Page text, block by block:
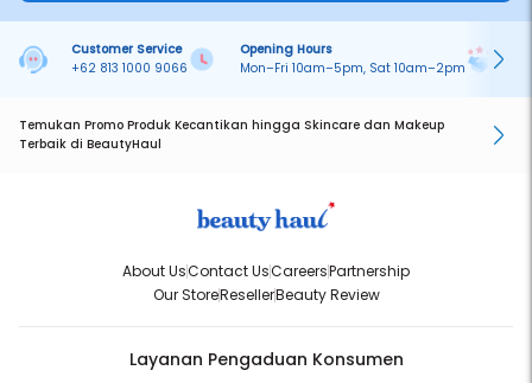
Customer Service
+62 813 1000 9066
Opening Hours
Mon–Fri 10am–5pm, Sat 10am–2pm
Temukan Promo Produk Kecantikan hingga Skincare dan Makeup
Terbaik di BeautyHaul
About UsContact UsCareersPartnership
Our StoreResellerBeauty Review
Layanan Pengaduan Konsumen